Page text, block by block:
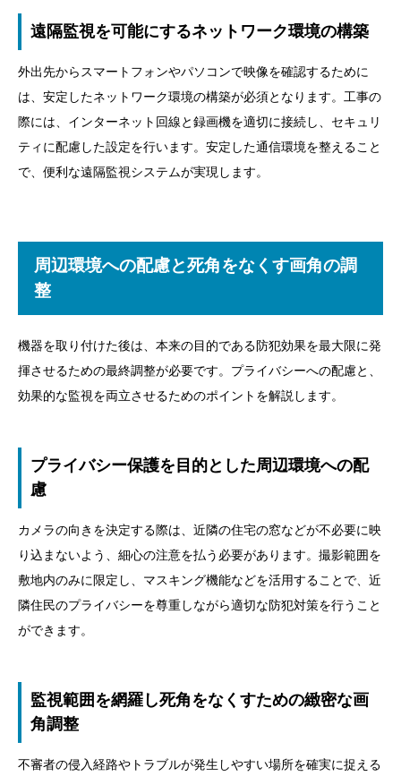
遠隔監視を可能にするネットワーク環境の構築
外出先からスマートフォンやパソコンで映像を確認するために
は、安定したネットワーク環境の構築が必須となります。工事の
際には、インターネット回線と録画機を適切に接続し、セキュリ
ティに配慮した設定を行います。安定した通信環境を整えること
で、便利な遠隔監視システムが実現します。
周辺環境への配慮と死角をなくす画角の調
整
機器を取り付けた後は、本来の目的である防犯効果を最大限に発
揮させるための最終調整が必要です。プライバシーへの配慮と、
効果的な監視を両立させるためのポイントを解説します。
プライバシー保護を目的とした周辺環境への配
慮
カメラの向きを決定する際は、近隣の住宅の窓などが不必要に映
り込まないよう、細心の注意を払う必要があります。撮影範囲を
敷地内のみに限定し、マスキング機能などを活用することで、近
隣住民のプライバシーを尊重しながら適切な防犯対策を行うこと
ができます。
監視範囲を網羅し死角をなくすための緻密な画
角調整
不審者の侵入経路やトラブルが発生しやすい場所を確実に捉える